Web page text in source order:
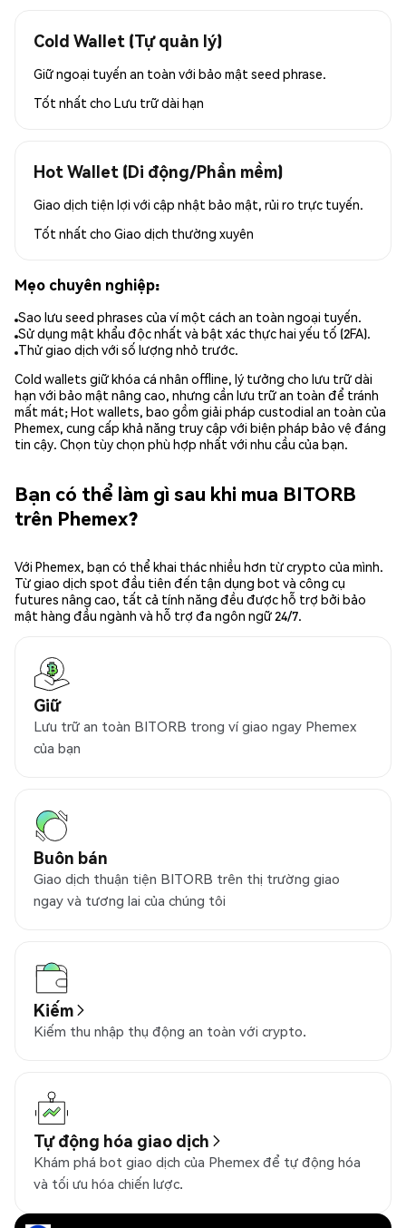
Cold Wallet (Tự quản lý)
Giữ ngoại tuyến an toàn với bảo mật seed phrase.
Tốt nhất cho Lưu trữ dài hạn
Hot Wallet (Di động/Phần mềm)
Giao dịch tiện lợi với cập nhật bảo mật, rủi ro trực tuyến.
Tốt nhất cho Giao dịch thường xuyên
Mẹo chuyên nghiệp:
Sao lưu seed phrases của ví một cách an toàn ngoại tuyến.
Sử dụng mật khẩu độc nhất và bật xác thực hai yếu tố (2FA).
Thử giao dịch với số lượng nhỏ trước.
Cold wallets giữ khóa cá nhân offline, lý tưởng cho lưu trữ dài
hạn với bảo mật nâng cao, nhưng cần lưu trữ an toàn để tránh
mất mát; Hot wallets, bao gồm giải pháp custodial an toàn của
Phemex, cung cấp khả năng truy cập với biện pháp bảo vệ đáng
tin cậy. Chọn tùy chọn phù hợp nhất với nhu cầu của bạn.
Bạn có thể làm gì sau khi mua BITORB
trên Phemex?
Với Phemex, bạn có thể khai thác nhiều hơn từ crypto của mình.
Từ giao dịch spot đầu tiên đến tận dụng bot và công cụ
futures nâng cao, tất cả tính năng đều được hỗ trợ bởi bảo
mật hàng đầu ngành và hỗ trợ đa ngôn ngữ 24/7.
Giữ
Lưu trữ an toàn BITORB trong ví giao ngay Phemex
của bạn
Buôn bán
Giao dịch thuận tiện BITORB trên thị trường giao
ngay và tương lai của chúng tôi
Kiếm
Kiếm thu nhập thụ động an toàn với crypto.
Tự động hóa giao dịch
Khám phá bot giao dịch của Phemex để tự động hóa
và tối ưu hóa chiến lược.